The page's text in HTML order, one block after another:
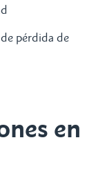
pérdida de
en